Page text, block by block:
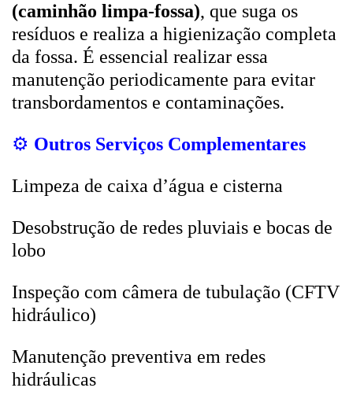
(caminhão limpa-fossa), que suga os
resíduos e realiza a higienização completa
da fossa. É essencial realizar essa
manutenção periodicamente para evitar
transbordamentos e contaminações.
⚙️ Outros Serviços Complementares
Limpeza de caixa d’água e cisterna
Desobstrução de redes pluviais e bocas de
lobo
Inspeção com câmera de tubulação (CFTV
hidráulico)
Manutenção preventiva em redes
hidráulicas